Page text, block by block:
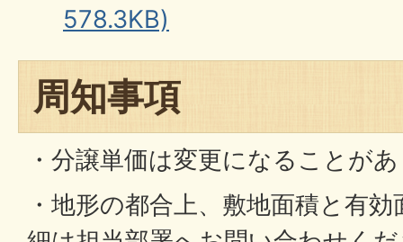
578.3KB)
周知事項
・分譲単価は変更になることが
・地形の都合上、敷地面積と有